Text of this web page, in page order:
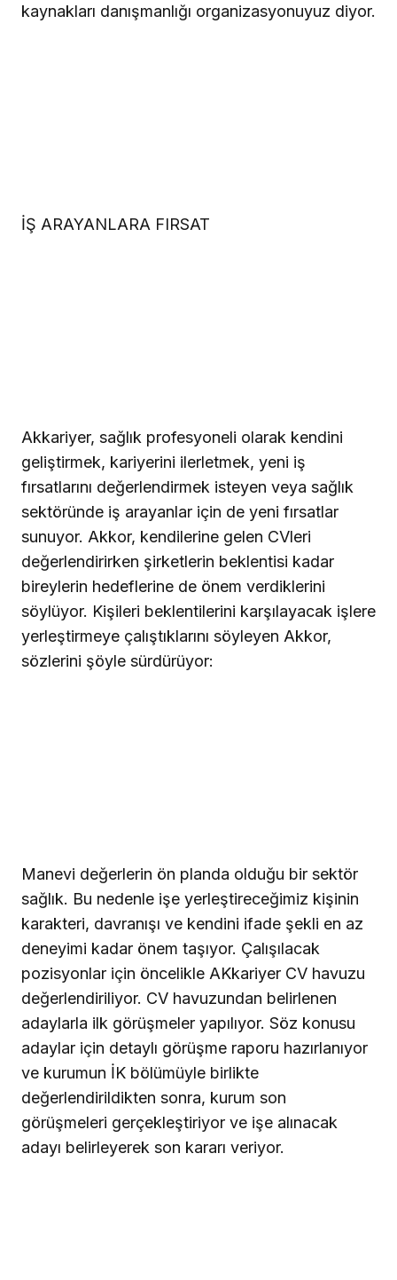
kaynakları danışmanlığı organizasyonuyuz diyor.
İŞ ARAYANLARA FIRSAT
Akkariyer, sağlık profesyoneli olarak kendini
geliştirmek, kariyerini ilerletmek, yeni iş
fırsatlarını değerlendirmek isteyen veya sağlık
sektöründe iş arayanlar için de yeni fırsatlar
sunuyor. Akkor, kendilerine gelen CVleri
değerlendirirken şirketlerin beklentisi kadar
bireylerin hedeflerine de önem verdiklerini
söylüyor. Kişileri beklentilerini karşılayacak işlere
yerleştirmeye çalıştıklarını söyleyen Akkor,
sözlerini şöyle sürdürüyor:
Manevi değerlerin ön planda olduğu bir sektör
sağlık. Bu nedenle işe yerleştireceğimiz kişinin
karakteri, davranışı ve kendini ifade şekli en az
deneyimi kadar önem taşıyor. Çalışılacak
pozisyonlar için öncelikle AKkariyer CV havuzu
değerlendiriliyor. CV havuzundan belirlenen
adaylarla ilk görüşmeler yapılıyor. Söz konusu
adaylar için detaylı görüşme raporu hazırlanıyor
ve kurumun İK bölümüyle birlikte
değerlendirildikten sonra, kurum son
görüşmeleri gerçekleştiriyor ve işe alınacak
adayı belirleyerek son kararı veriyor.